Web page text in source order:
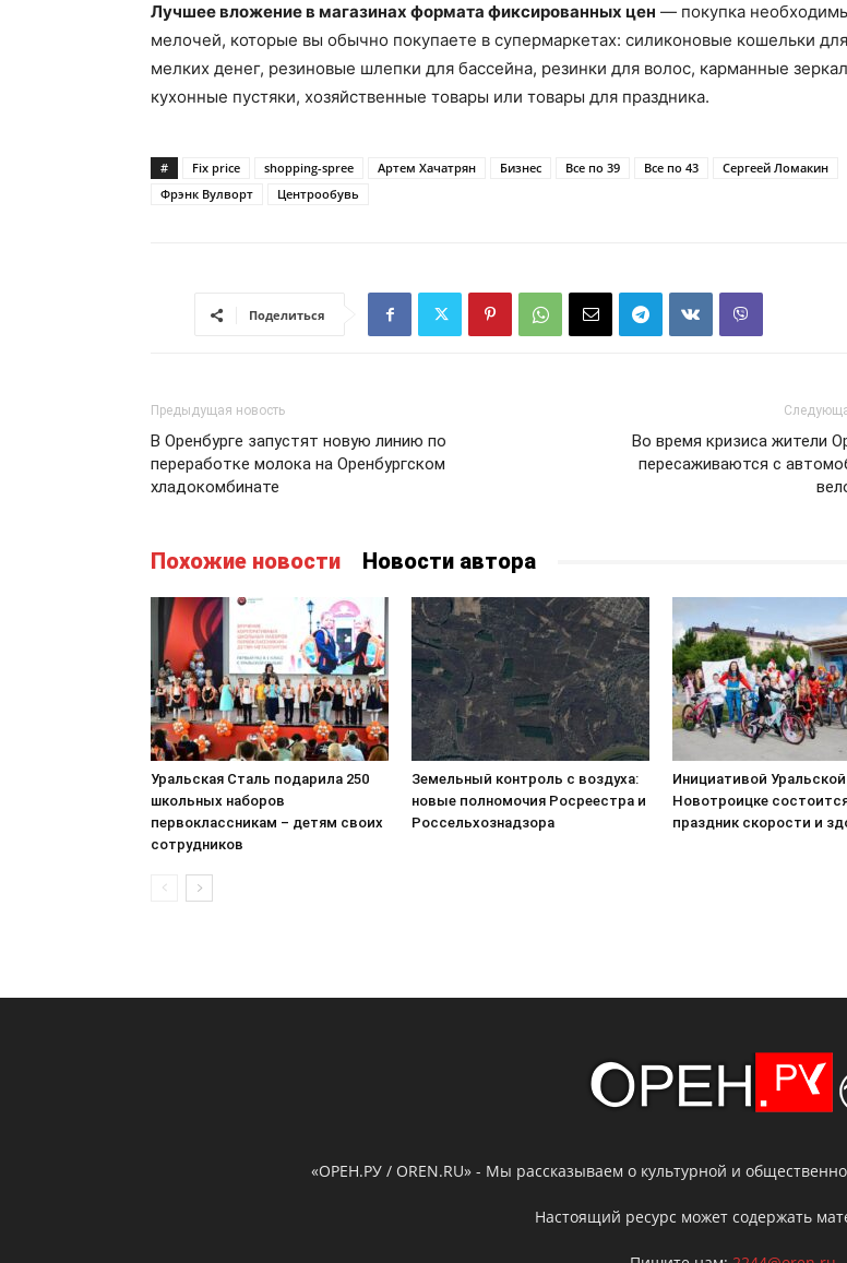
Лучшее вложение в магазинах формата фиксированных цен — покупка
мелочей, которые вы обычно покупаете в супермаркетах: силиконовые кошельки для
мелких денег, резиновые шлепки для бассейна, резинки для волос, карманные
кухонные пустяки, хозяйственные товары или товары для праздника.
# Fix price shopping-spree Артем Хачатрян Бизнес Все по 39 Все по 43
Сергеей Ломакин
Фрэнк Вулворт
Центрообувь
Поделиться
Предыдущая новость
В Оренбурге запустят новую линию по
переработке молока на Оренбургском
хладокомбинате
Во время кризиса жители
пересаживаются с
Похожие новости Новости автора
Уральская Сталь подарила 250
школьных наборов
первоклассникам – детям своих
сотрудников
Земельный контроль с воздуха:
новые полномочия Росреестра и
Россельхознадзора
Инициативой
Новотроицке
праздник скорости и
«ОРЕН.РУ / OREN.RU» - Мы рассказываем о культурной и
Настоящий ресурс может содержать